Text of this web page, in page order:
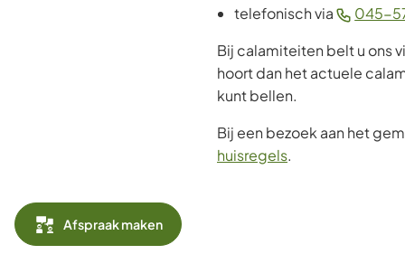
telefonisch via
045-
Bij calamiteiten belt u ons
hoort dan het actuele
kunt bellen.
Bij een bezoek aan het
huisregels.
Afspraak maken